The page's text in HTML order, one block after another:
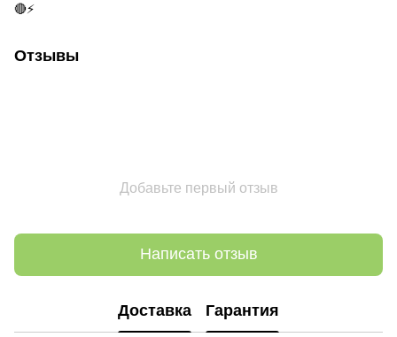
🔴⚡
Отзывы
Добавьте первый отзыв
Написать отзыв
Доставка Гарантия